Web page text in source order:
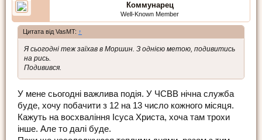
Коммунарец
Well-Known Member
Цитата від VasMT: ↑
Я сьогодні теж заїхав в Моршин. З однією метою, подивитись
на рись.
Подивився.
У мене сьогодні важлива подія. У ЧСВВ нічна служба
буде, хочу побачити з 12 на 13 число кожного місяця.
Кажуть на восхваління Ісуса Христа, хоча там трохи
інше. Але то далі буде.